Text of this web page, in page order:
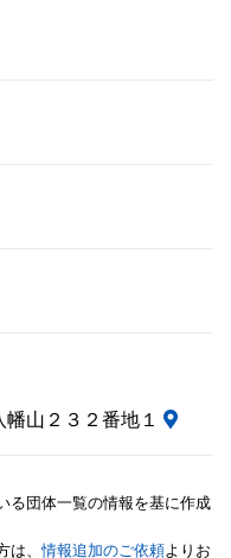
山２３２番地１
る団体一覧の情報を基に作成
は、情報追加のご依頼よりお